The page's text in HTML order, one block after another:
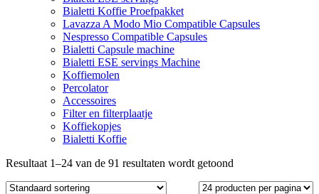
Bialetti Koffie Proefpakket
Lavazza A Modo Mio Compatible Capsules
Nespresso Compatible Capsules
Bialetti Capsule machine
Bialetti ESE servings Machine
Koffiemolen
Percolator
Accessoires
Filter en filterplaatje
Koffiekopjes
Bialetti Koffie
Resultaat 1–24 van de 91 resultaten wordt getoond